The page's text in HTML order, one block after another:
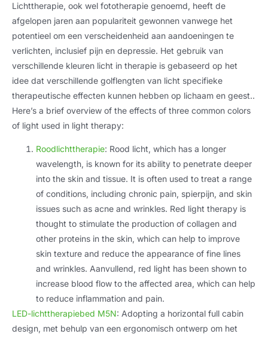
Lichttherapie, ook wel fototherapie genoemd, heeft de
afgelopen jaren aan populariteit gewonnen vanwege het
potentieel om een ​​verscheidenheid aan aandoeningen te
verlichten, inclusief pijn en depressie. Het gebruik van
verschillende kleuren licht in therapie is gebaseerd op het
idee dat verschillende golflengten van licht specifieke
therapeutische effecten kunnen hebben op lichaam en geest..
Here’s a brief overview of the effects of three common colors
of light used in light therapy:
Roodlichttherapie: Rood licht, which has a longer
wavelength, is known for its ability to penetrate deeper
into the skin and tissue. It is often used to treat a range
of conditions, including chronic pain, spierpijn, and skin
issues such as acne and wrinkles. Red light therapy is
thought to stimulate the production of collagen and
other proteins in the skin, which can help to improve
skin texture and reduce the appearance of fine lines
and wrinkles. Aanvullend, red light has been shown to
increase blood flow to the affected area, which can help
to reduce inflammation and pain.
LED-lichttherapiebed M5N: Adopting a horizontal full cabin
design, met behulp van een ergonomisch ontwerp om het